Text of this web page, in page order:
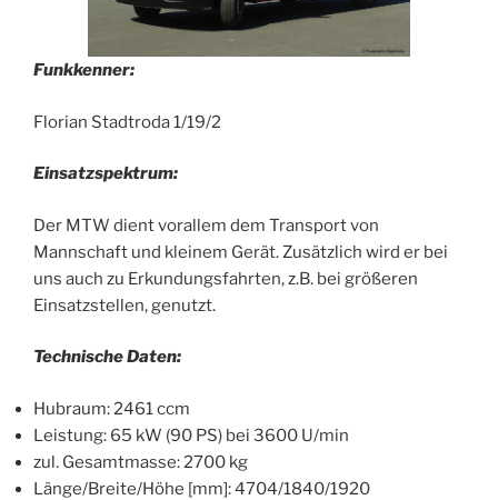
Funkkenner:
Florian Stadtroda 1/19/2
Einsatzspektrum:
Der MTW dient vorallem dem Transport von
Mannschaft und kleinem Gerät. Zusätzlich wird er bei
uns auch zu Erkundungsfahrten, z.B. bei größeren
Einsatzstellen, genutzt.
Technische Daten:
Hubraum: 2461 ccm
Leistung: 65 kW (90 PS) bei 3600 U/min
zul. Gesamtmasse: 2700 kg
Länge/Breite/Höhe [mm]: 4704/1840/1920